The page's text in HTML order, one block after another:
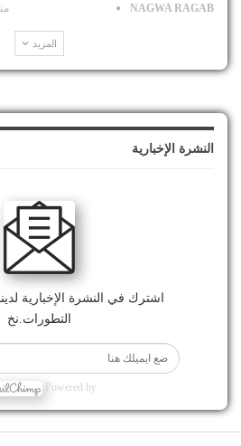
NAGWA RAGAB
المزيد
النشرة الإخبارية
اشترك في النشرة الإخبارية
التطورات.نخ
Powered by